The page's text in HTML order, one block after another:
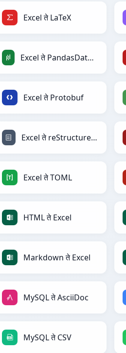
Excel ते LaTeX
Excel ते PandasDataFrame
Excel ते Protobuf
Excel ते reStructuredText
Excel ते TOML
HTML ते Excel
Markdown ते Excel
MySQL ते AsciiDoc
MySQL ते CSV